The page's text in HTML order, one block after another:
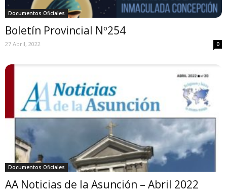
Documentos Oficiales
Boletín Provincial Nº254
27 Abril, 2022 0
Documentos Oficiales
AA Noticias de la Asunción – Abril 2022